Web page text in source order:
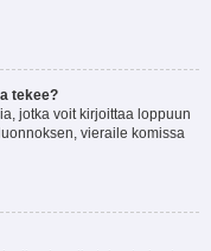
tekee?
jotka voit kirjoittaa loppuun
vieraile komissa